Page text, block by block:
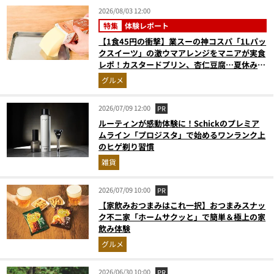
2026/08/03 12:00
特集 体験レポート
【1食45円の衝撃】業スーの神コスパ「1Lパッ
クスイーツ」の激ウマアレンジをマニアが実食
レポ！カスタードプリン、杏仁豆腐…夏休みの
おやつに最強すぎた
グルメ
2026/07/09 12:00 PR
ルーティンが感動体験に！Schickのプレミア
ムライン「プロジスタ」で始めるワンランク上
のヒゲ剃り習慣
雑貨
2026/07/09 10:00 PR
【家飲みおつまみはこれ一択】おつまみスナッ
ク不二家「ホームサクッと」で簡単＆極上の家
飲み体験
グルメ
2026/06/30 10:00 PR